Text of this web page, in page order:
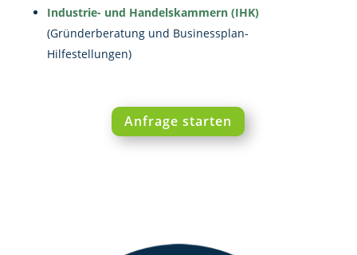
Industrie- und Handelskammern (IHK)
(Gründerberatung und Businessplan-
Hilfestellungen)
Anfrage starten